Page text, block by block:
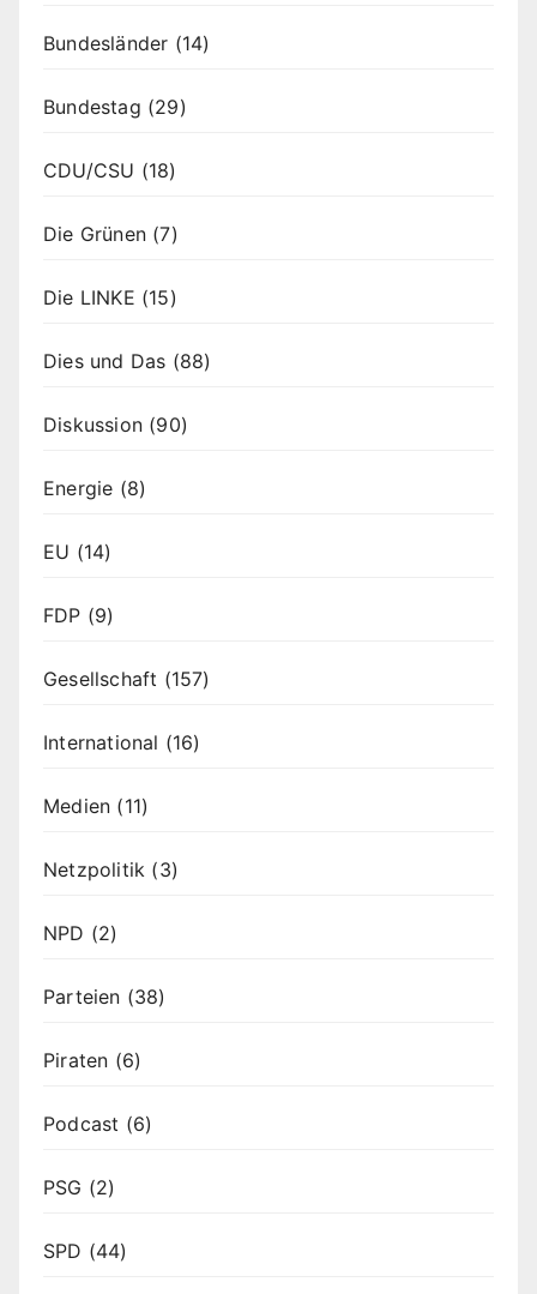
Bundesländer (14)
Bundestag (29)
CDU/CSU (18)
Die Grünen (7)
Die LINKE (15)
Dies und Das (88)
Diskussion (90)
Energie (8)
EU (14)
FDP (9)
Gesellschaft (157)
International (16)
Medien (11)
Netzpolitik (3)
NPD (2)
Parteien (38)
Piraten (6)
Podcast (6)
PSG (2)
SPD (44)